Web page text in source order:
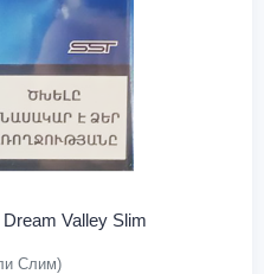
Valley Slim
Слим)